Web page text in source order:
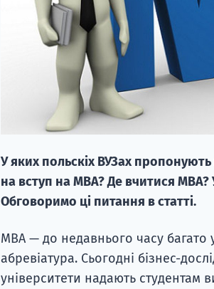
У яких польскіх ВУЗах
на вступ на MBA? Де вчитися
Обговоримо ці питання в статті.
MBA — до недавнього часу
абревіатура. Сьогодні бізнес-
університети надають студентам